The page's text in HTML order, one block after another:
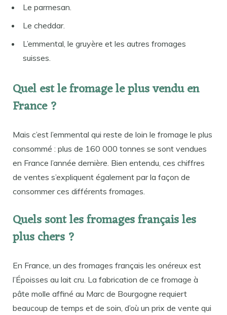
Le parmesan.
Le cheddar.
L’emmental, le gruyère et les autres fromages
suisses.
Quel est le fromage le plus vendu en
France ?
Mais c’est l’emmental qui reste de loin le fromage le plus
consommé : plus de 160 000 tonnes se sont vendues
en France l’année dernière. Bien entendu, ces chiffres
de ventes s’expliquent également par la façon de
consommer ces différents fromages.
Quels sont les fromages français les
plus chers ?
En France, un des fromages français les onéreux est
l’Époisses au lait cru. La fabrication de ce fromage à
pâte molle affiné au Marc de Bourgogne requiert
beaucoup de temps et de soin, d’où un prix de vente qui